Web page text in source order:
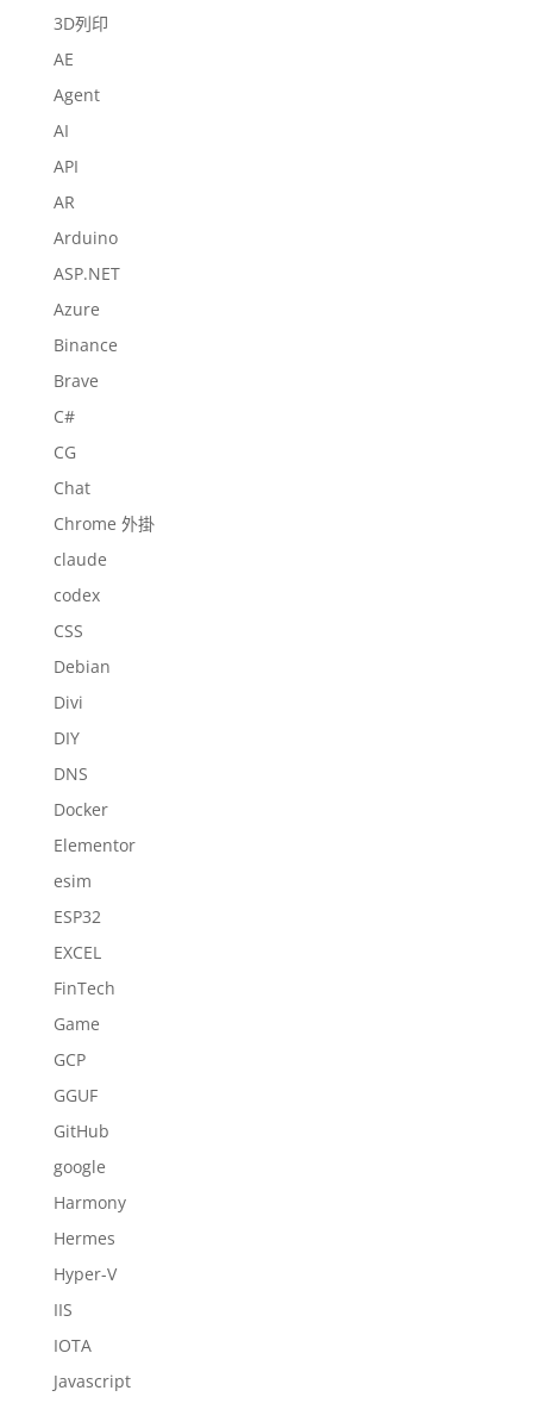
3D列印
AE
Agent
AI
API
AR
Arduino
ASP.NET
Azure
Binance
Brave
C#
CG
Chat
Chrome 外掛
claude
codex
CSS
Debian
Divi
DIY
DNS
Docker
Elementor
esim
ESP32
EXCEL
FinTech
Game
GCP
GGUF
GitHub
google
Harmony
Hermes
Hyper-V
IIS
IOTA
Javascript